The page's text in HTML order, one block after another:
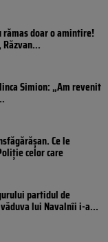
doar o amintire!
Simion: „Am revenit
Ce le
celor care
partidul de
lui Navalnîi i-a...